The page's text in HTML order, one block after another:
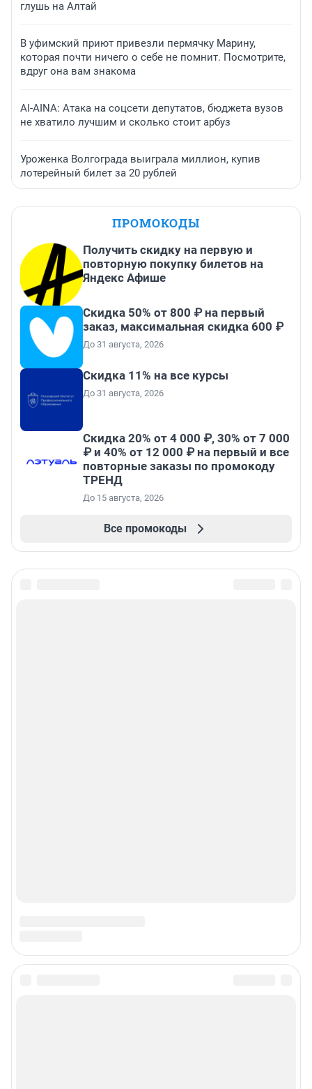
глушь на Алтай
В уфимский приют привезли пермячку Марину,
которая почти ничего о себе не помнит. Посмотрите,
вдруг она вам знакома
AI-AINA: Атака на соцсети депутатов, бюджета вузов
не хватило лучшим и сколько стоит арбуз
Уроженка Волгограда выиграла миллион, купив
лотерейный билет за 20 рублей
ПРОМОКОДЫ
Получить скидку на первую и
повторную покупку билетов на
Яндекс Афише
Скидка 50% от 800 ₽ на первый
заказ, максимальная скидка 600 ₽
До 31 августа, 2026
Скидка 11% на все курсы
До 31 августа, 2026
Скидка 20% от 4 000 ₽, 30% от 7 000
₽ и 40% от 12 000 ₽ на первый и все
повторные заказы по промокоду
ТРЕНД
До 15 августа, 2026
Все промокоды